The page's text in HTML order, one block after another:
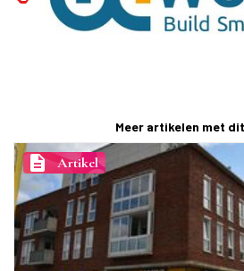
Meer artikelen met
description Artikel